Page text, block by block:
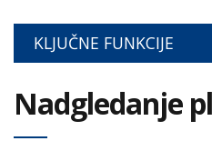
KLJUČNE FUNKCIJE
Nadgledanje